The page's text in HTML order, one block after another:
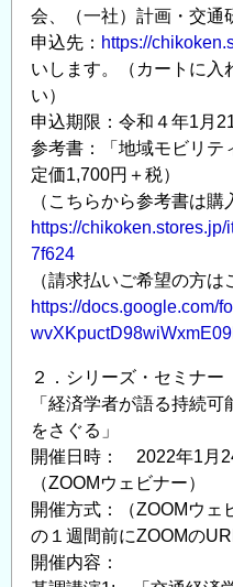
会、（一社）計画・交通
申込先： https://
いします。（カートに入
い）
申込期限：令和４年1月
参考書：「地域モビリ
定価1,700円＋税）
（こちらから参考書は購
https://
7f624
（請求払いご希望の方は
https://docs.google.com/
２．シリーズ・セミナー
「経済学者が語る持続
をさぐる」
開催日時： 2022年1月
（ZOOMウェビナー）
開催方式：（ZOOMウ
の１週間前にZOOMの
開催内容：